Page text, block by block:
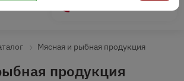
Мясная и рыбная продукция
продукция